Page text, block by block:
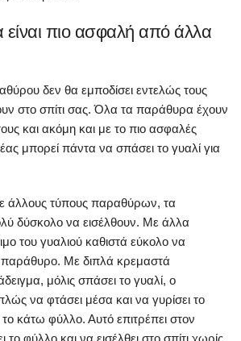
πιο ασφαλή από άλλα
δεν θα εμποδίσει εντελώς τους
στο σπίτι σας. Όλα τα παράθυρα έχουν
και ακόμη και με το πιο ασφαλές
μπορεί πάντα να σπάσει το γυαλί για
άλλους τύπους παραθύρων, τα
δύσκολο να εισέλθουν. Με άλλα
του γυαλιού καθιστά εύκολο να
παράθυρο. Με διπλά κρεμαστά
μόλις σπάσει το γυαλί, ο
να φτάσει μέσα και να γυρίσει το
κάτω φύλλο. Αυτό επιτρέπει στον
φύλλο και να εισέλθει στο σπίτι χωρίς